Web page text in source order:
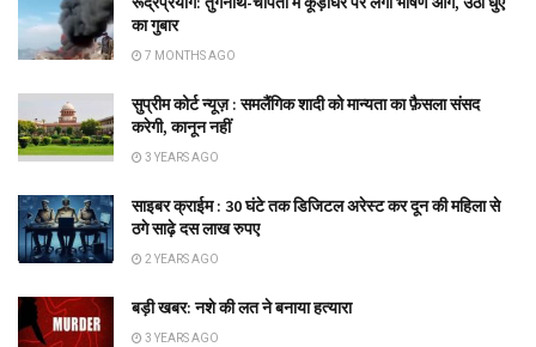
का गुबार
7 MONTHS AGO
सुप्रीम कोर्ट न्यूज़ : समलैंगिक शादी को मान्यता का फ़ैसला संसद
करेगी, कानून नहीं
3 YEARS AGO
साइबर क्राईम : 30 घंटे तक डिजिटल अरेस्ट कर दून की महिला से
ठगे साढ़े दस लाख रुपए
2 YEARS AGO
बड़ी खबर: नशे की लत ने बनाया हत्यारा
3 YEARS AGO